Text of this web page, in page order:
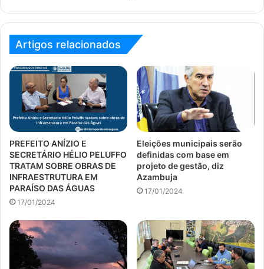
Artigos relacionados
PREFEITO ANÍZIO E
SECRETÁRIO HÉLIO PELUFFO
TRATAM SOBRE OBRAS DE
INFRAESTRUTURA EM
PARAÍSO DAS ÁGUAS
17/01/2024
Eleições municipais serão
definidas com base em
projeto de gestão, diz
Azambuja
17/01/2024